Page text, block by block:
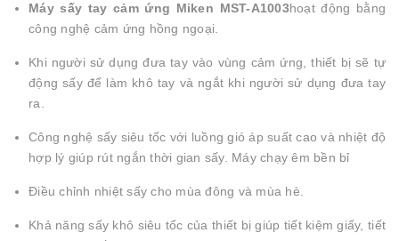
Máy sấy tay cảm ứng Miken MST-A1003hoạt động bằng
công nghệ cảm ứng hồng ngoại.
Khi người sử dụng đưa tay vào vùng cảm ứng, thiết bị sẽ tự
động sấy để làm khô tay và ngắt khi người sử dụng đưa tay
ra.
Công nghệ sấy siêu tốc với luồng gió áp suất cao và nhiệt độ
hợp lý giúp rút ngắn thời gian sấy. Máy chạy êm bền bỉ
Điều chỉnh nhiệt sấy cho mùa đông và mùa hè.
Khả năng sấy khô siêu tốc của thiết bị giúp tiết kiệm giấy, tiết